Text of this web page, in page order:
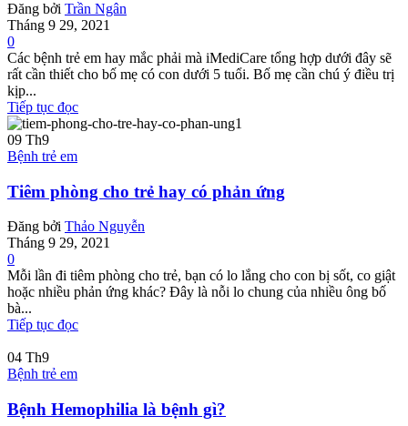
Đăng bởi Trần Ngân
Tháng 9 29, 2021
0
Các bệnh trẻ em hay mắc phải mà iMediCare tổng hợp dưới đây sẽ
rất cần thiết cho bố mẹ có con dưới 5 tuổi. Bố mẹ cần chú ý điều trị
kịp...
Tiếp tục đọc
09 Th9
Bệnh trẻ em
Tiêm phòng cho trẻ hay có phản ứng
Đăng bởi Thảo Nguyễn
Tháng 9 29, 2021
0
Mỗi lần đi tiêm phòng cho trẻ, bạn có lo lắng cho con bị sốt, co giật
hoặc nhiều phản ứng khác? Đây là nỗi lo chung của nhiều ông bố
bà...
Tiếp tục đọc
04 Th9
Bệnh trẻ em
Bệnh Hemophilia là bệnh gì?